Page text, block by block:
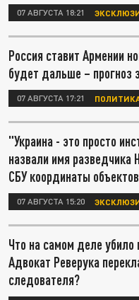
07 АВГУСТА 18:21
Россия ставит Армении
будет дальше – прогноз
07 АВГУСТА 17:21
"Украина - это просто
назвали имя разведчика
СБУ координаты
07 АВГУСТА 15:20
Что на самом деле убило
Адвокат Реверука
следователя?